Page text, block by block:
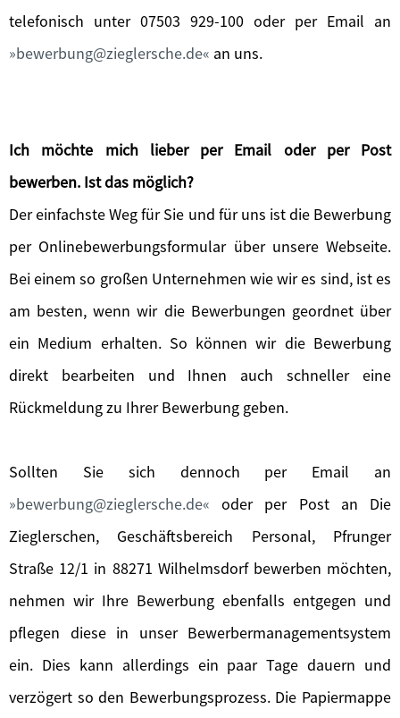
telefonisch unter 07503 929-100 oder per Email an
bewerbung@zieglersche.de an uns.
Ich möchte mich lieber per Email oder per Post
bewerben. Ist das möglich?
Der einfachste Weg für Sie und für uns ist die Bewerbung
per Onlinebewerbungsformular über unsere Webseite.
Bei einem so großen Unternehmen wie wir es sind, ist es
am besten, wenn wir die Bewerbungen geordnet über
ein Medium erhalten. So können wir die Bewerbung
direkt bearbeiten und Ihnen auch schneller eine
Rückmeldung zu Ihrer Bewerbung geben.
Sollten Sie sich dennoch per Email an
bewerbung@zieglersche.de
oder per Post an Die
Zieglerschen, Geschäftsbereich Personal, Pfrunger
Straße 12/1 in 88271 Wilhelmsdorf bewerben möchten,
nehmen wir Ihre Bewerbung ebenfalls entgegen und
pflegen diese in unser Bewerbermanagementsystem
ein. Dies kann allerdings ein paar Tage dauern und
verzögert so den Bewerbungsprozess. Die Papiermappe